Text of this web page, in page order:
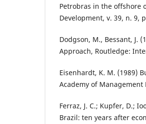
Petrobras in the offshore
Development, v. 39, n. 9,
Dodgson, M., Bessant, J.
Approach, Routledge:
Eisenhardt, K. M. (1989)
Academy of Management
Ferraz, J. C.; Kupfer, D.;
Brazil: ten years after